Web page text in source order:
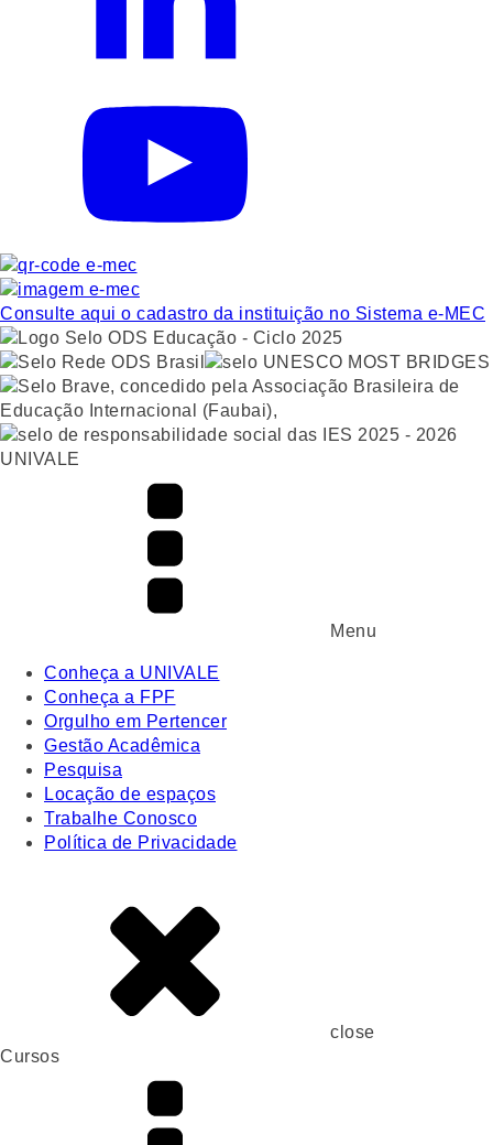
Consulte aqui o cadastro da instituição no Sistema e-MEC
UNIVALE
Menu
Conheça a UNIVALE
Conheça a FPF
Orgulho em Pertencer
Gestão Acadêmica
Pesquisa
Locação de espaços
Trabalhe Conosco
Política de Privacidade
close
Cursos